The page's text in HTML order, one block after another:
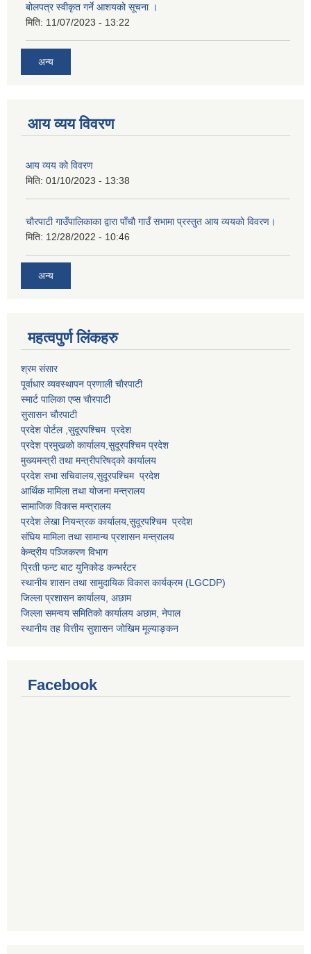
बोलपत्र स्वीकृत गर्ने आशयको सूचना ।
मिति: 11/07/2023 - 13:22
अन्य
आय व्यय विवरण
आय व्यय को विवरण
मिति: 01/10/2023 - 13:38
चाैरपाटी गाउँपालिकाका द्वारा पाँचाै गाउँ सभामा प्रस्तुत आय व्ययकाे विवरण।
मिति: 12/28/2022 - 10:46
अन्य
महत्वपुर्ण लि‌ंकहरु
श्रम संसार
पूर्वाधार व्यवस्थापन प्रणाली चाैरपाटी
स्मार्ट पालिका एप्स चाैरपाटी
सुसासन चाैरपाटी
प्रदेश पोर्टल ,सुदूरपश्चिम प्रदेश
प्रदेश प्रमुखको कार्यालय,सुदूरपश्चिमप्रदेश
मुख्यमन्त्री तथा मन्त्रीपरिषद्को कार्यालय
प्रदेश सभा सचिवालय,सुदूरपश्चिम प्रदेश
आर्थिक मामिला तथा योजना मन्त्रालय
सामाजिक विकास मन्त्रालय
प्रदेश लेखा नियन्त्रक कार्यालय,सुदूरपश्चिम प्रदेश
संघिय मामिला तथा सामान्य प्रशासन मन्त्रालय
केन्द्रीय पञ्जिकरण विभाग
प्रिती फन्ट बाट युनिकोड कन्भर्रटर
स्थानीय शासन तथा सामुदायिक विकास कार्यक्रम (LGCDP)
जिल्ला प्रशासन कार्यालय, अछाम
जिल्ला समन्वय समितिको कार्यालय अछाम, नेपाल
स्थानीय तह वित्तीय सुशासन जोखिम मूल्याङ्कन
Facebook